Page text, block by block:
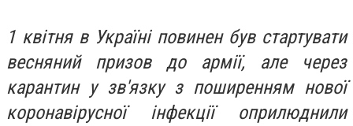
1 квітня в Україні повинен був стартувати
весняний призов до армії, але через
карантин у зв'язку з поширенням нової
коронавірусної інфекції оприлюднили